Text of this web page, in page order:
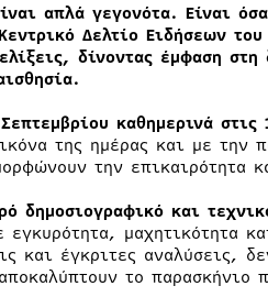
απλά γεγονότα. Είναι
Δελτίο Ειδήσεων
δίνοντας έμφαση
καθημερινά
της ημέρας και με την
την επικαιρότητα
δημοσιογραφικό και
μαχητικότητα
και έγκριτες αναλύσεις,
το παρασκήνιο